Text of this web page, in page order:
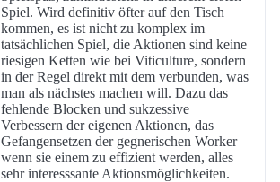
Spiel. Wird definitiv öfter auf den Tisch
kommen, es ist nicht zu komplex im
tatsächlichen Spiel, die Aktionen sind keine
riesigen Ketten wie bei Viticulture, sondern
in der Regel direkt mit dem verbunden, was
man als nächstes machen will. Dazu das
fehlende Blocken und sukzessive
Verbessern der eigenen Aktionen, das
Gefangensetzen der gegnerischen Worker
wenn sie einem zu effizient werden, alles
sehr interesssante Aktionsmöglichkeiten.